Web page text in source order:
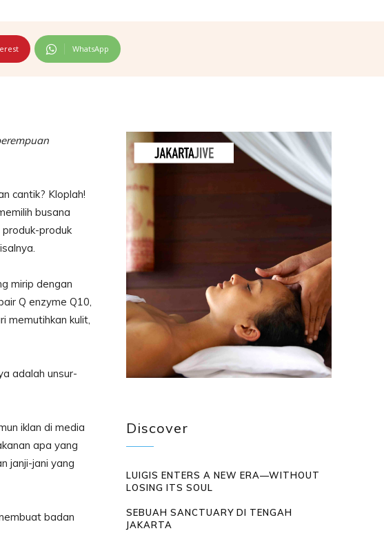
WhatsApp
cantik? Kloplah!
busana
produk
mirip dengan
Q enzyme Q10,
memutihkan kulit,
adalah unsur-
iklan di media
apa yang
janji-jani yang
badan
Discover
LUIGIS ENTERS A NEW ERA—WITHOUT
LOSING ITS SOUL
SEBUAH SANCTUARY DI TENGAH
JAKARTA